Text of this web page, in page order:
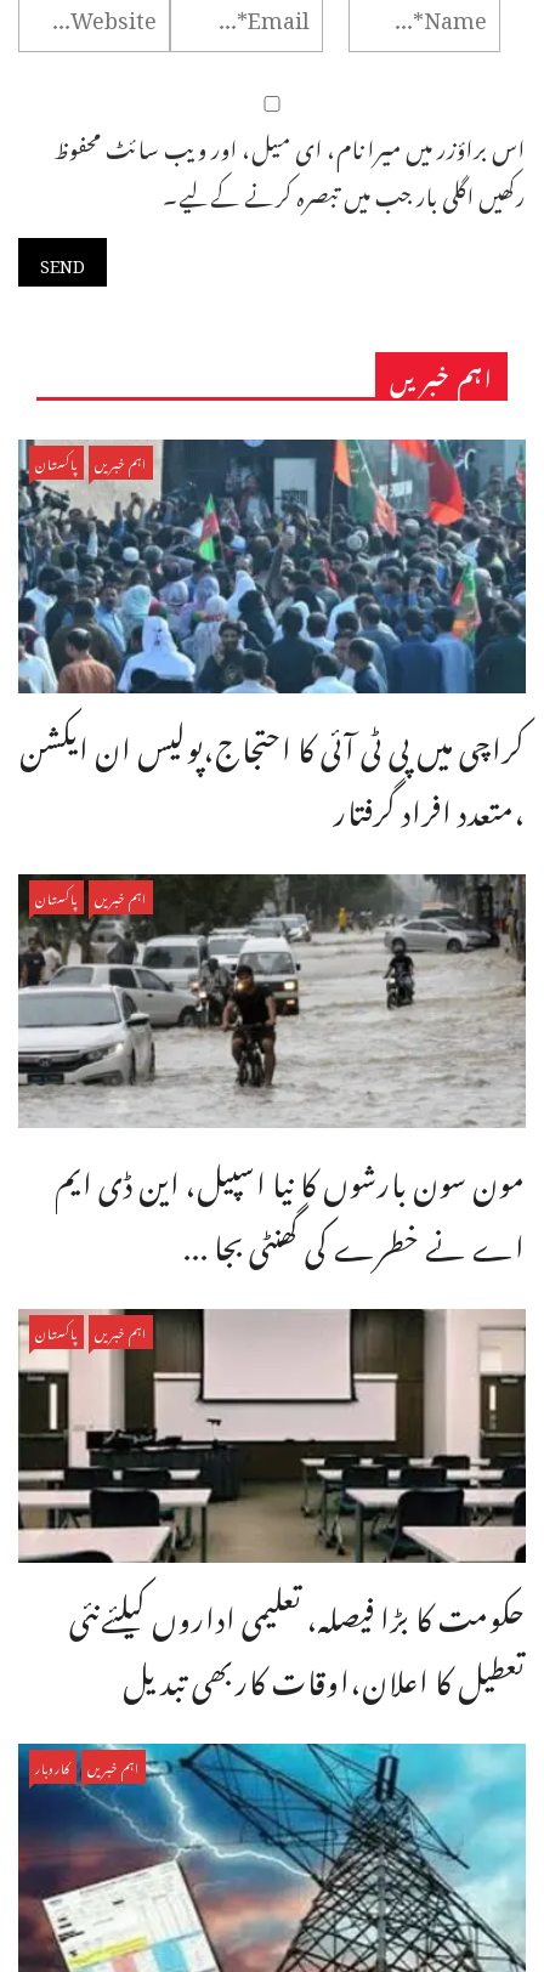
اس براؤزر میں میرا نام، ای میل، اور ویب سائٹ محفوظ
رکھیں اگلی بار جب میں تبصرہ کرنے کےلیے۔
اہم خبریں
اہم خبریں پاکستان
کراچی میں پی ٹی آئی کا احتجاج،پولیس ان ایکشن
،متعدد افراد گرفتار
اہم خبریں پاکستان
مون سون بارشوں کا نیا اسپیل، این ڈی ایم
اے نے خطرے کی گھنٹی بجا ...
اہم خبریں پاکستان
حکومت کا بڑا فیصلہ، تعلیمی اداروں کیلئےنئی
تعطیل کا اعلان،اوقات کاربھی تبدیل
اہم خبریں کاروبار